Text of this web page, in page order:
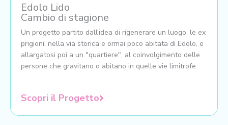
Edolo Lido
Cambio di stagione
Un progetto partito dall'idea di rigenerare un luogo, le ex
prigioni, nella via storica e ormai poco abitata di Edolo, e
allargatosi poi a un "quartiere", al coinvolgimento delle
persone che gravitano o abitano in quelle vie limitrofe.
Scopri il Progetto